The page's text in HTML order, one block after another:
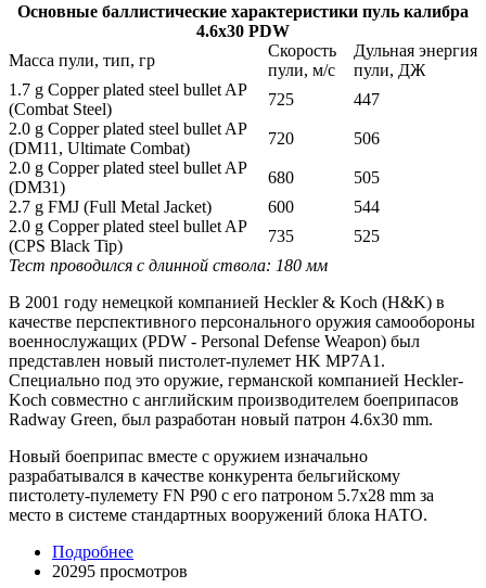
Основные баллистические характеристики пуль калибра
4.6x30 PDW
Масса пули, тип, гр
Скорость
пули, м/с
Дульная энергия
пули, ДЖ
1.7 g Copper plated steel bullet AP
(Combat Steel)
725
447
2.0 g Copper plated steel bullet AP
(DM11, Ultimate Combat)
720
506
2.0 g Copper plated steel bullet AP
(DM31)
680
505
2.7 g FMJ (Full Metal Jacket)
600
544
2.0 g Copper plated steel bullet AP
(CPS Black Tip)
735
525
Тест проводился с длинной ствола: 180 мм
В 2001 году немецкой компанией Heckler & Koch (H&K) в
качестве перспективного персонального оружия самообороны
военнослужащих (PDW - Personal Defense Weapon) был
представлен новый пистолет-пулемет HK MP7A1.
Специально под это оружие, германской компанией Heckler-
Koch совместно с английским производителем боеприпасов
Radway Green, был разработан новый патрон 4.6x30 mm.
Новый боеприпас вместе с оружием изначально
разрабатывался в качестве конкурента бельгийскому
пистолету-пулемету FN P90 с его патроном 5.7x28 mm за
место в системе стандартных вооружений блока НАТО.
Подробнее
20295 просмотров